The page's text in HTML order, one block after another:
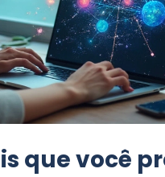
que você